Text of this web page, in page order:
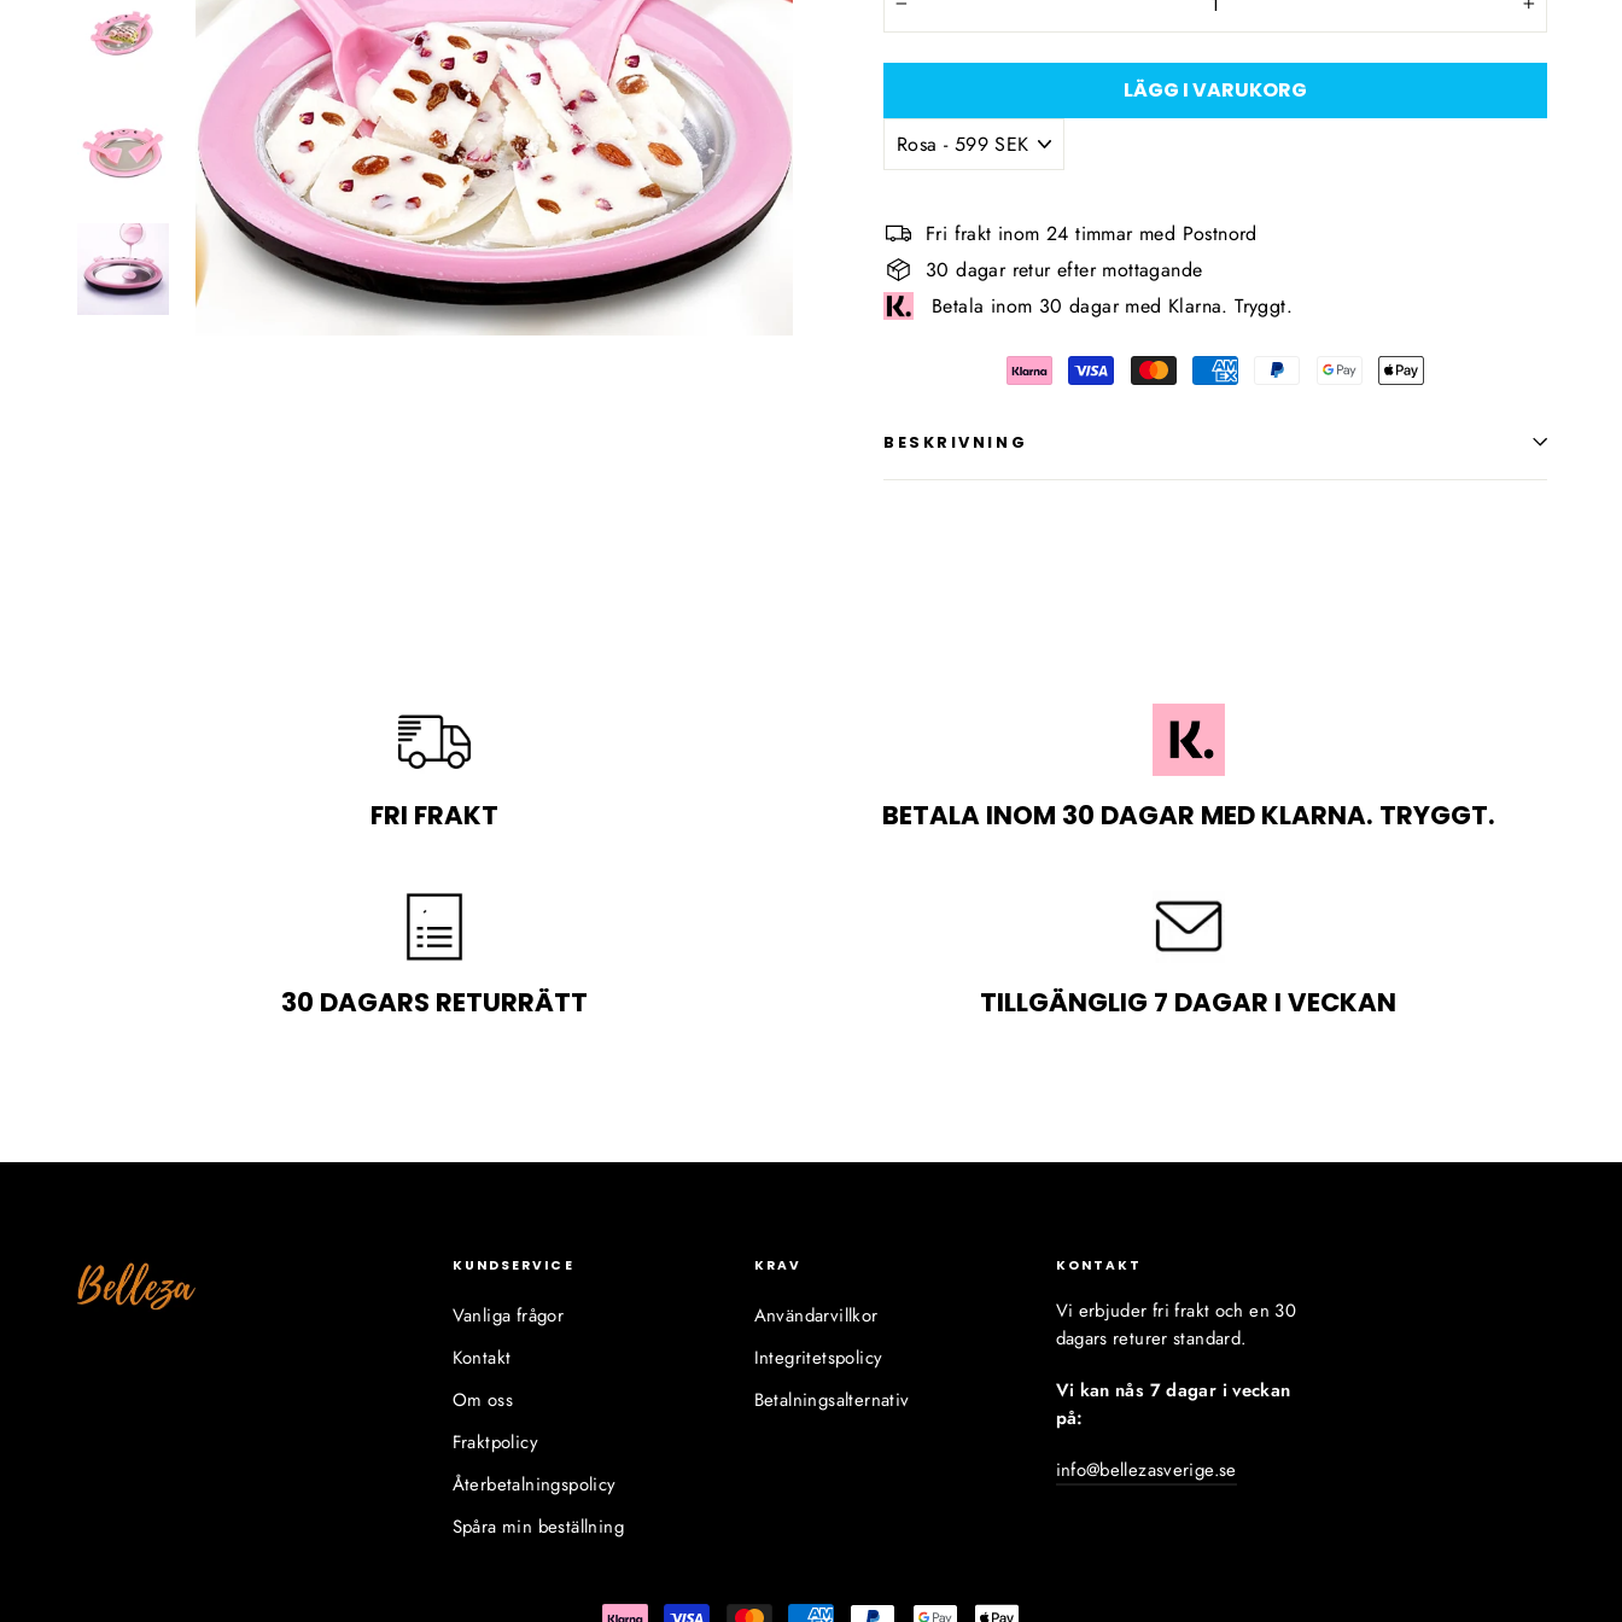
+
LÄGG I VARUKORG
Fri frakt inom 24 timmar med Postnord
30 dagar retur efter mottagande
Betala inom 30 dagar med Klarna. Tryggt.
BESKRIVNING
FRI FRAKT BETALA INOM 30 DAGAR MED KLARNA. TRYGGT.
30 DAGARS RETURRÄTT TILLGÄNGLIG 7 DAGAR I VECKAN
KUNDSERVICE
Vanliga frågor
Kontakt
Om oss
Fraktpolicy
Återbetalningspolicy
Spåra min beställning
KRAV
Användarvillkor
Integritetspolicy
Betalningsalternativ
KONTAKT
Vi erbjuder fri frakt och en 30
dagars returer standard.
Vi kan nås 7 dagar i veckan
på:
info@bellezasverige.se